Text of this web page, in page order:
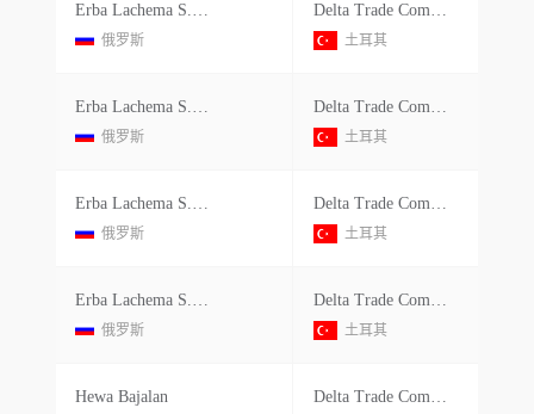
Erba Lachema S.r.o.
俄罗斯
Delta Trade Company Sağlik Anonim Şirketi
土耳其
Erba Lachema S.r.o.
俄罗斯
Delta Trade Company Sağlik Anonim Şirketi
土耳其
Erba Lachema S.r.o.
俄罗斯
Delta Trade Company Sağlik Anonim Şirketi
土耳其
Erba Lachema S.r.o.
俄罗斯
Delta Trade Company Sağlik Anonim Şirketi
土耳其
Hewa Bajalan Delta Trade Company Sağlik Anonim Şirketi